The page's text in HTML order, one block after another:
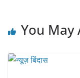
You May